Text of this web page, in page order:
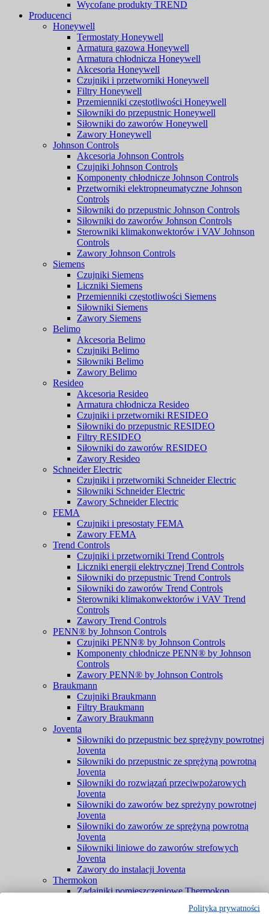
Wycofane produkty TREND
Producenci
Honeywell
Termostaty Honeywell
Armatura gazowa Honeywell
Armatura chłodnicza Honeywell
Akcesoria Honeywell
Czujniki i przetworniki Honeywell
Filtry Honeywell
Przemienniki częstotliwości Honeywell
Siłowniki do przepustnic Honeywell
Siłowniki do zaworów Honeywell
Zawory Honeywell
Johnson Controls
Akcesoria Johnson Controls
Czujniki Johnson Controls
Komponenty chłodnicze Johnson Controls
Przetworniki elektropneumatyczne Johnson
Controls
Siłowniki do przepustnic Johnson Controls
Siłowniki do zaworów Johnson Controls
Sterowniki klimakonwektorów i VAV Johnson
Controls
Zawory Johnson Controls
Siemens
Czujniki Siemens
Liczniki Siemens
Przemienniki częstotliwości Siemens
Siłowniki Siemens
Zawory Siemens
Belimo
Akcesoria Belimo
Czujniki Belimo
Siłowniki Belimo
Zawory Belimo
Resideo
Akcesoria Resideo
Armatura chłodnicza Resideo
Czujniki i przetworniki RESIDEO
Siłowniki do przepustnic RESIDEO
Filtry RESIDEO
Siłowniki do zaworów RESIDEO
Zawory Resideo
Schneider Electric
Czujniki i przetworniki Schneider Electric
Siłowniki Schneider Electric
Zawory Schneider Electric
FEMA
Czujniki i presostaty FEMA
Zawory FEMA
Trend Controls
Czujniki i przetworniki Trend Controls
Liczniki energii elektrycznej Trend Controls
Siłowniki do przepustnic Trend Controls
Siłowniki do zaworów Trend Controls
Sterowniki klimakonwektorów i VAV Trend
Controls
Zawory Trend Controls
PENN® by Johnson Controls
Czujniki PENN® by Johnson Controls
Komponenty chłodnicze PENN® by Johnson
Controls
Zawory PENN® by Johnson Controls
Braukmann
Czujniki Braukmann
Filtry Braukmann
Zawory Braukmann
Joventa
Siłowniki do przepustnic bez sprężyny powrotnej
Joventa
Siłowniki do przepustnic ze sprężyną powrotną
Joventa
Siłowniki do rozwiązań przeciwpożarowych
Joventa
Siłowniki do zaworów bez spreżyny powrotnej
Joventa
Siłowniki do zaworów ze sprężyną powrotną
Joventa
Siłowniki liniowe do zaworów strefowych
Joventa
Zawory do instalacji Joventa
Thermokon
Zadajniki pomieszczeniowe Thermokon
Polityka prywatności